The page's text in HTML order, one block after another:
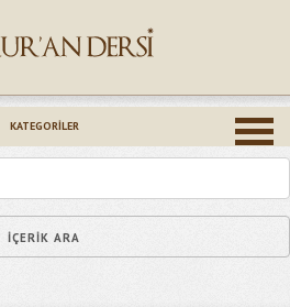
KATEGORILER